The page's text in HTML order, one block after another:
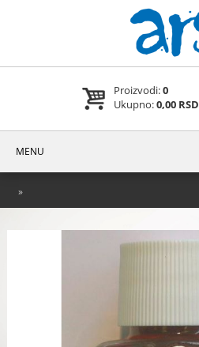
Proizvodi:0
Ukupno:0,00 RSD
MENU
»